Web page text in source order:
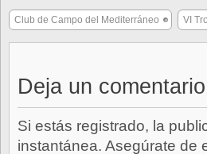
Club de Campo del Mediterráneo VI
Deja un comentario
Si estás registrado, la
instantánea. Asegúrate de